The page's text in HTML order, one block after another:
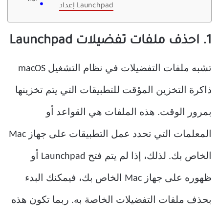
إعداد Launchpad
1. احذف ملفات تفضيلات Launchpad
تشبه ملفات التفضيلات في نظام التشغيل macOS
ذاكرة التخزين المؤقت للتطبيقات التي يتم تخزينها
بمرور الوقت. هذه الملفات هي القواعد أو
المعلمات التي تحدد عمل التطبيقات على جهاز Mac
الخاص بك. لذلك، إذا لم يتم فتح Launchpad أو
ظهوره على جهاز Mac الخاص بك، فيمكنك البدء
بحذف ملفات التفضيلات الخاصة به. ربما تكون هذه